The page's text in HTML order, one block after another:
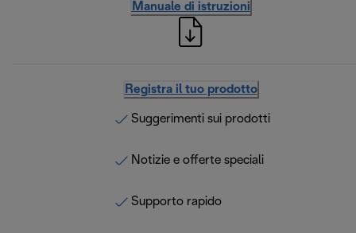
Manuale di istruzioni
Registra il tuo prodotto
Suggerimenti sui prodotti
Notizie e offerte speciali
Supporto rapido